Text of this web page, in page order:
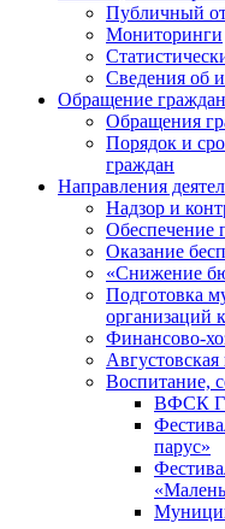
Публичный
Мониторинги
Сведения об
Обращение граждан
Обращения
Порядок и
граждан
Направления
Надзор и
Оказание
«Снижение
Подготовка
организаций
Финансово-
Августовская
Воспитание,
ВФСК
парус»